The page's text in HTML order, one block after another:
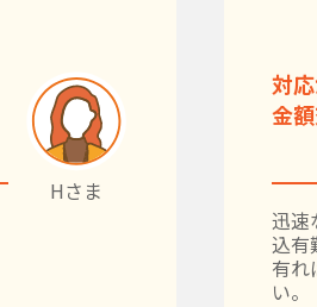
Hさま
対
金
迅速
込有
有れ
い。